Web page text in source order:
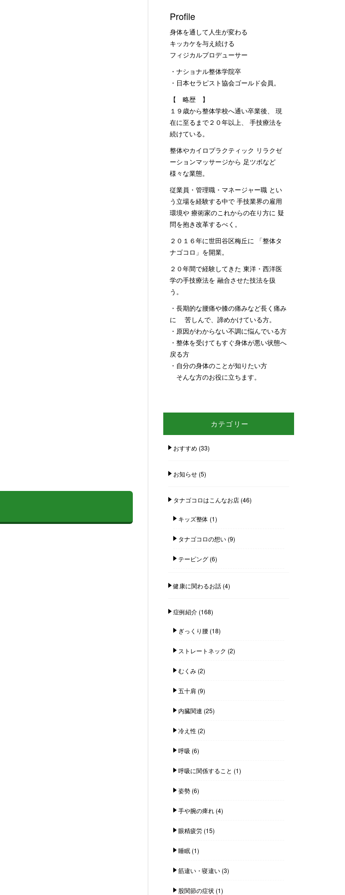
Profile
身体を通して人生が変わる
キッカケを与え続ける
フィジカルプロデューサー
・ナショナル整体学院卒
・日本セラピスト協会ゴールド会員。
【 略歴 】
１９歳から整体学校へ通い卒業後、 現
在に至るまで２０年以上、 手技療法を
続けている。
整体やカイロプラクティック リラクゼ
ーションマッサージから 足ツボなど
様々な業態。
従業員・管理職・マネージャー職 とい
う立場を経験する中で 手技業界の雇用
環境や 療術家のこれからの在り方に 疑
問を抱き改革するべく。
２０１６年に世田谷区梅丘に 「整体タ
ナゴコロ」を開業。
２０年間で経験してきた 東洋・西洋医
学の手技療法を 融合させた技法を扱
う。
・長期的な腰痛や膝の痛みなど長く痛み
に 苦しんで、諦めかけている方。
・原因がわからない不調に悩んでいる方
・整体を受けてもすぐ身体が悪い状態へ
戻る方
・自分の身体のことが知りたい方
そんな方のお役に立ちます。
カテゴリー
おすすめ (33)
お知らせ(5)
タナゴコロはこんなお店(46)
キッズ整体 (1)
タナゴコロの想い(9)
テーピング(6)
健康に関わるお話(4)
症例紹介(168)
ぎっくり腰(18)
ストレートネック (2)
むくみ(2)
五十肩 (9)
内臓関連 (25)
冷え性(2)
呼吸 (6)
呼吸に関係すること (1)
姿勢(6)
手や腕の痺れ(4)
眼精疲労(15)
睡眠(1)
筋違い・寝違い(3)
股関節の症状(1)